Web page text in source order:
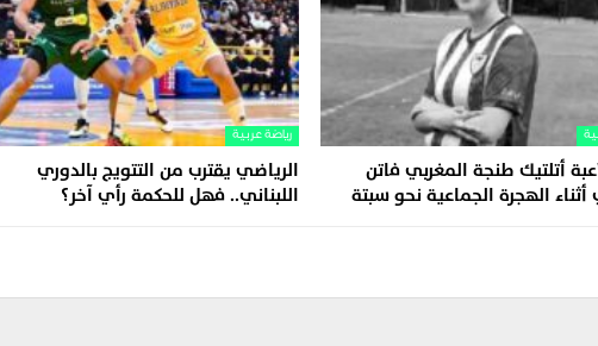
أتلتيك طنجة المغربي فاتن
أثناء الهجرة الجماعية نحو سبتة
رياضة عربية
الرياضي يقترب من التتويج بالدوري
اللبناني.. فهل للحكمة رأي آخر؟